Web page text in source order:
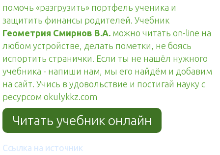
помочь «разгрузить» портфель ученика и
защитить финансы родителей. Учебник
Геометрия Смирнов В.А. можно читать on-line на
любом устройстве, делать пометки, не боясь
испортить странички. Если ты не нашёл нужного
учебника - напиши нам, мы его найдём и добавим
на сайт. Учись в удовольствие и постигай науку с
ресурсом okulykkz.com
Читать учебник онлайн
Ссылка на источник